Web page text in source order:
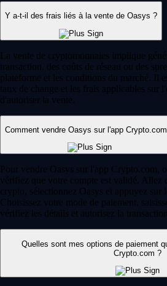
Y a-t-il des frais liés à la vente de Oasys ?
La vente de cryptomonnaies implique
transaction, des coûts de réseau ou des
plateforme et les conditions du marché. Il
taux de change et les frais applicables sur
d'autoriser la vente.
Comment vendre Oasys sur l'app
Pour vendre Oasys sur l'app Crypto.com,
vérifiez que votre compte est validé. Allez
crypto, sélectionnez Oasys et appuyez sur
Choisissez votre mode de paiement,
vérifiez les détails et autorisez la transaction.
Quelles sont mes options de paiement
Crypto.com ?